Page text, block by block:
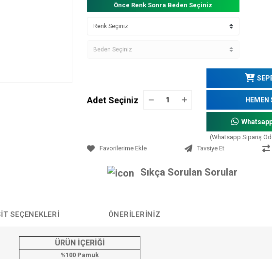
Önce Renk Sonra Beden Seçiniz
Adet Seçiniz HEMEN
(Whatsapp Sipariş
Tavsiye Et
Sıkça Sorulan Sorular
SEÇENEKLERI ÖNERILERINIZ
ÜRÜN İÇERİĞİ
%100 Pamuk